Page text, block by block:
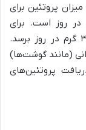
پروتئین برای
وزن ۵۰ کیلوگرم حدود ۸۵ گرم در روز است. برای
ورزشکاری با وزن ۱۵۰ کیلوگرم می‌تواند تا ۳۳۰ گرم در روز برسد.
(مانند گوشت‌ها)
پروتئین‌های